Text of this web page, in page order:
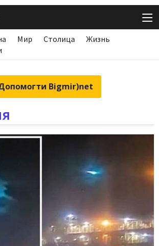
Мир Столица
Жизнь
Bigmir)net